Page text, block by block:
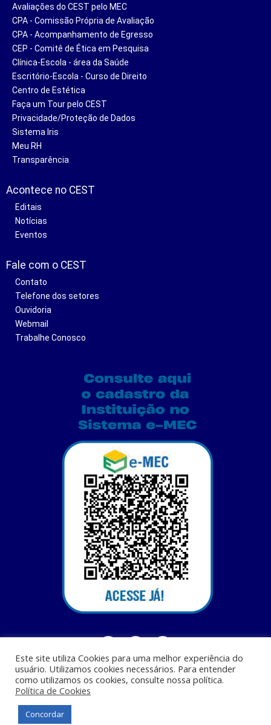
Avaliações do CEST pelo MEC
CPA - Comissão Própria de Avaliação
CPA - Acompanhamento de Egresso
CEP - Comitê de Ética em Pesquisa
Clínica-Escola - área da Saúde
Escritório-Escola - Curso de Direito
Centro de Estética
Faça um Tour pelo CEST
Privacidade/Proteção de Dados
Sistema Iris
Meu RH
Transparência
Acontece no CEST
Editais
Notícias
Eventos
Fale com o CEST
Contato
Telefone dos setores
Ouvidoria
Webmail
Trabalhe Conosco
Centro Universitário Santa Terezinha - CEST - Av. Casemiro Junior, 12 - Anil,
Este site utiliza Cookies para uma melhor experiência do
usuário. Utilizamos cookies necessários. Para entender
como utilizamos os cookies, consulte nossa política.
Política de Cookies
Concordar